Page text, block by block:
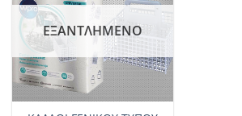
ΕΞΑΝΤΛΗΜΈΝΟ